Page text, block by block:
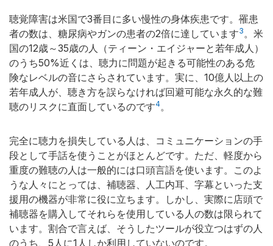
聴覚障害は米国で3番目に多い慢性の身体疾患です。罹患
者の数は、糖尿病やガンの患者の2倍に達しています3。米
国の12歳～35歳の人（ティーン・エイジャーと若年成人）
のうち50%近くは、聴力に問題が起きる可能性のある危
険なレベルの音にさらされています。実に、10億人以上の
若年成人が、聴き方を誤らなければ回避可能な永久的な難
聴のリスクに直面しているのです4。
完全に聴力を損失している人は、コミュニケーションの手
段として手話を使うことがほとんどです。ただ、軽度から
重度の難聴の人は一般的には口頭言語を使います。このよ
うな人々にとっては、補聴器、人工内耳、字幕といった支
援用の機器が非常に役に立ちます。しかし、実際に店頭で
補聴器を購入してそれらを使用している人の数は限られて
います。割合で言えば、そうしたツールが役立つはずの人
のうち、5人に1人しか利用していないのです。